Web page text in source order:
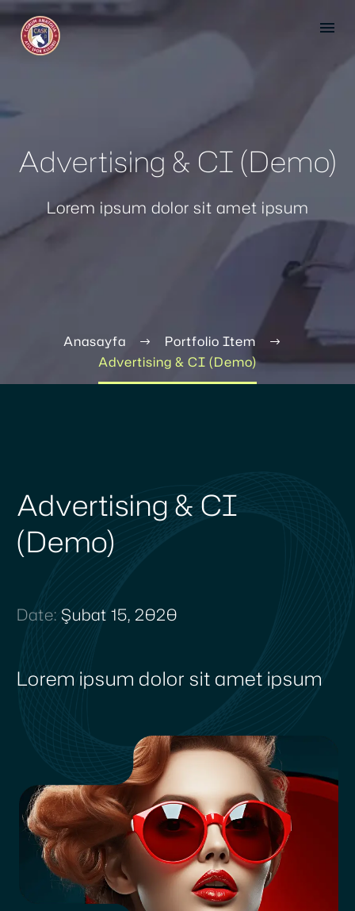
Advertising & CI (Demo)
Lorem ipsum dolor sit amet ipsum
Anasayfa
Portfolio Item
Advertising & CI (Demo)
Advertising & CI
(Demo)
Date: Şubat 15, 2020
Lorem ipsum dolor sit amet ipsum